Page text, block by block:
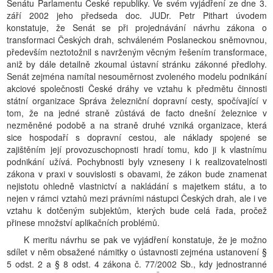
Senátu Parlamentu České republiky. Ve svém vyjádření ze dne 3.
září 2002 jeho předseda doc. JUDr. Petr Pithart úvodem
konstatuje, že Senát se při projednávání návrhu zákona o
transformaci Českých drah, schváleném Poslaneckou sněmovnou,
především neztotožnil s navrženým věcným řešením transformace,
aniž by dále detailně zkoumal ústavní stránku zákonné předlohy.
Senát zejména namítal nesouměrnost zvoleného modelu podnikání
akciové společnosti České dráhy ve vztahu k předmětu činnosti
státní organizace Správa železniční dopravní cesty, spočívající v
tom, že na jedné straně zůstává de facto dnešní železnice v
nezměněné podobě a na straně druhé vzniká organizace, která
sice hospodaří s dopravní cestou, ale náklady spojené se
zajištěním její provozuschopnosti hradí tomu, kdo ji k vlastnímu
podnikání užívá. Pochybnosti byly vzneseny i k realizovatelnosti
zákona v praxi v souvislosti s obavami, že zákon bude znamenat
nejistotu ohledně vlastnictví a nakládání s majetkem státu, a to
nejen v rámci vztahů mezi právními nástupci Českých drah, ale i ve
vztahu k dotčeným subjektům, kterých bude celá řada, pročež
přinese množství aplikačních problémů.
K meritu návrhu se pak ve vyjádření konstatuje, že je možno
sdílet v něm obsažené námitky o ústavnosti zejména ustanovení §
5 odst. 2 a § 8 odst. 4 zákona č. 77/2002 Sb., kdy jednostranné